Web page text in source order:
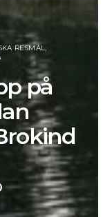
RESMÅL
på